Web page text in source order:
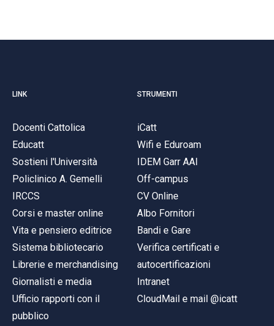
LINK
Docenti Cattolica
Educatt
Sostieni l'Università
Policlinico A. Gemelli
IRCCS
Corsi e master online
Vita e pensiero editrice
Sistema bibliotecario
Librerie e merchandising
Giornalisti e media
Ufficio rapporti con il
pubblico
STRUMENTI
iCatt
Wifi e Eduroam
IDEM Garr AAI
Off-campus
CV Online
Albo Fornitori
Bandi e Gare
Verifica certificati e
autocertificazioni
Intranet
CloudMail e mail @icatt